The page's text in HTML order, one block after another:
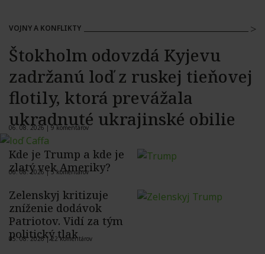
VOJNY A KONFLIKTY
Štokholm odovzdá Kyjevu
zadržanú loď z ruskej tieňovej
flotily, ktorá prevážala
ukradnuté ukrajinské obilie
06. 08. 2026 |9 komentárov
Kde je Trump a kde je
zlatý vek Ameriky?
06. 08. 2026 |5 komentárov
Zelenskyj kritizuje
zníženie dodávok
Patriotov. Vidí za tým
politický tlak
05. 08. 2026 |22 komentárov